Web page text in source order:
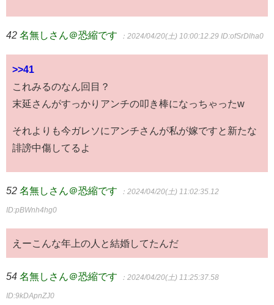
42 名無しさん＠恐縮です ：2024/04/20(土) 10:00:12.29 ID:ofSrDlha0
>>41
これみるのなん回目？
末延さんがすっかりアンチの叩き棒になっちゃったw
それよりも今ガレソにアンチさんが私が嫁ですと新たな
誹謗中傷してるよ
52 名無しさん＠恐縮です ：2024/04/20(土) 11:02:35.12
ID:pBWnh4hg0
えーこんな年上の人と結婚してたんだ
54 名無しさん＠恐縮です ：2024/04/20(土) 11:25:37.58
ID:9kDApnZJ0